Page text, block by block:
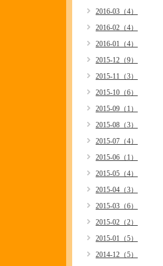
2016-03（4）
2016-02（4）
2016-01（4）
2015-12（9）
2015-11（3）
2015-10（6）
2015-09（1）
2015-08（3）
2015-07（4）
2015-06（1）
2015-05（4）
2015-04（3）
2015-03（6）
2015-02（2）
2015-01（5）
2014-12（5）